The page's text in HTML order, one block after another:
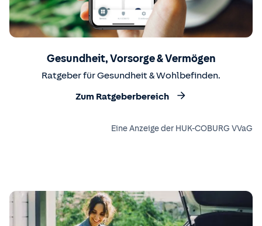
Gesundheit, Vorsorge & Vermögen
Ratgeber für Gesundheit & Wohlbefinden.
Zum Ratgeberbereich
Eine Anzeige der HUK-COBURG VVaG